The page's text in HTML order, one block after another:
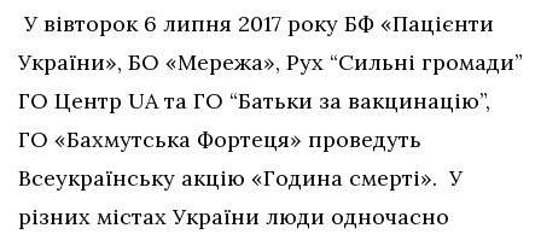
У вівторок 6 липня 2017 року БФ «Пацієнти
України», БО «Мережа», Рух “Сильні громади”
ГО Центр UA та ГО “Батьки за вакцинацію”,
ГО «Бахмутська Фортеця» проведуть
Всеукраїнську акцію «Година смерті». У
різних містах України люди одночасно